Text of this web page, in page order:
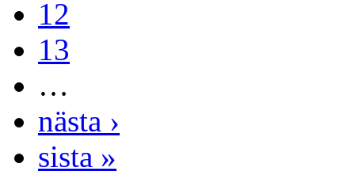
12
13
…
nästa ›
sista »